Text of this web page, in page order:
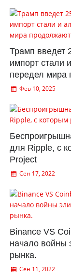
Трамп введет
импорт стали
передел мира
Фев 10, 2025
для Ripple, с
Project
Сен 17, 2022
Binance VS
начало войны
рынка.
Сен 11, 2022